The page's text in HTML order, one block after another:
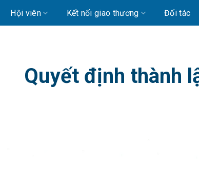
Hội viên Kết nối giao thương Đối tác
Quyết định thành